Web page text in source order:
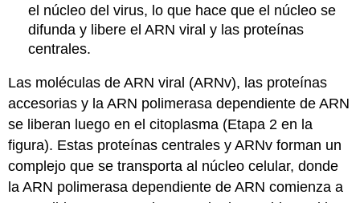
el núcleo del virus, lo que hace que el núcleo se
difunda y libere el ARN viral y las proteínas
centrales.
Las moléculas de ARN viral (ARNv), las proteínas
accesorias y la ARN polimerasa dependiente de ARN
se liberan luego en el citoplasma (Etapa 2 en la
figura). Estas proteínas centrales y ARNv forman un
complejo que se transporta al núcleo celular, donde
la ARN polimerasa dependiente de ARN comienza a